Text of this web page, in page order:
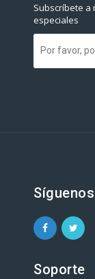
Subscríbete
especiales
Síguenos
Soporte